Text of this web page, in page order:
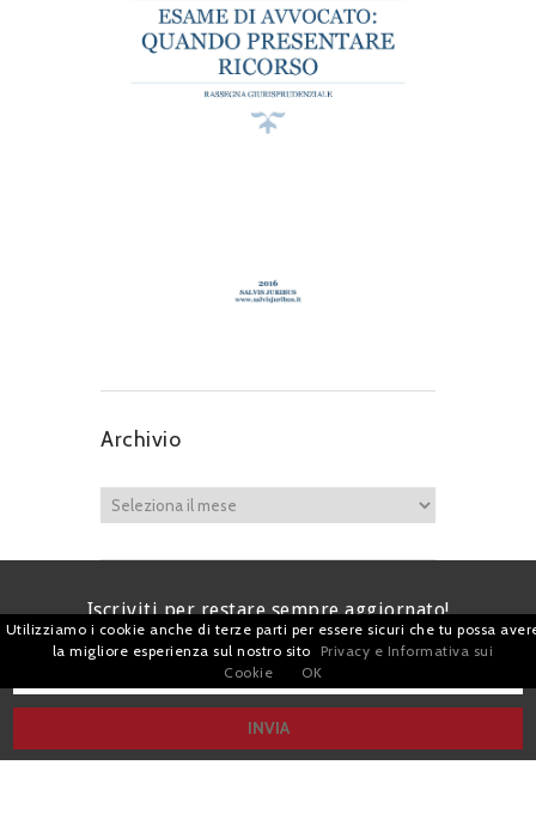
Archivio
Iscriviti per restare sempre aggiornato!
Utilizziamo i cookie anche di terze parti per essere sicuri che tu possa
la migliore esperienza sul nostro sito
Privacy e Informativa sui
Cookie
OK